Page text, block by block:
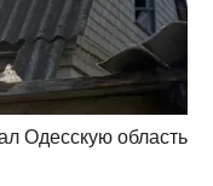
Одесскую область